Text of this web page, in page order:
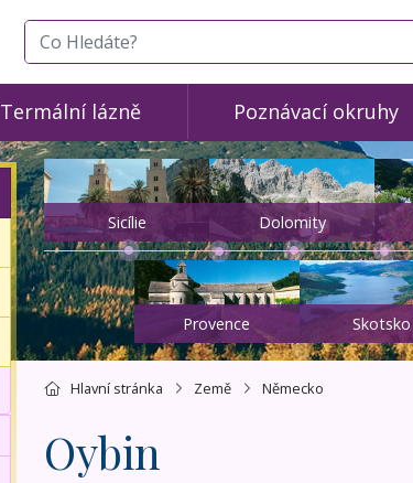
co hledáte
Termální lázně Poznávací okruhy
Sicílie Dolomity
Provence Skotsko
Hlavní stránka Země Německo
Oybin